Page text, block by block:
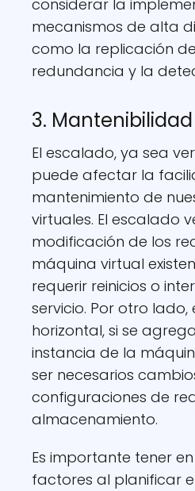
considerar la
mecanismos de alta
como la replicación
redundancia y la
3. Mantenibilidad
El escalado, ya sea
puede afectar la
mantenimiento de
virtuales. El escalado
modificación de los
máquina virtual
requerir reinicios o
servicio. Por otro
horizontal, si se
instancia de la
ser necesarios
configuraciones de
almacenamiento.
Es importante tener
factores al planificar